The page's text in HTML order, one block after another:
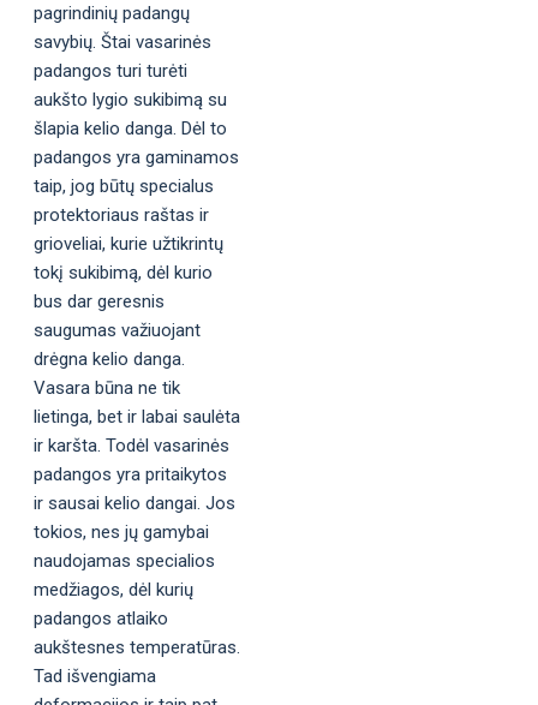
pagrindinių padangų
savybių. Štai vasarinės
padangos turi turėti
aukšto lygio sukibimą su
šlapia kelio danga. Dėl to
padangos yra gaminamos
taip, jog būtų specialus
protektoriaus raštas ir
grioveliai, kurie užtikrintų
tokį sukibimą, dėl kurio
bus dar geresnis
saugumas važiuojant
drėgna kelio danga.
Vasara būna ne tik
lietinga, bet ir labai saulėta
ir karšta. Todėl vasarinės
padangos yra pritaikytos
ir sausai kelio dangai. Jos
tokios, nes jų gamybai
naudojamas specialios
medžiagos, dėl kurių
padangos atlaiko
aukštesnes temperatūras.
Tad išvengiama